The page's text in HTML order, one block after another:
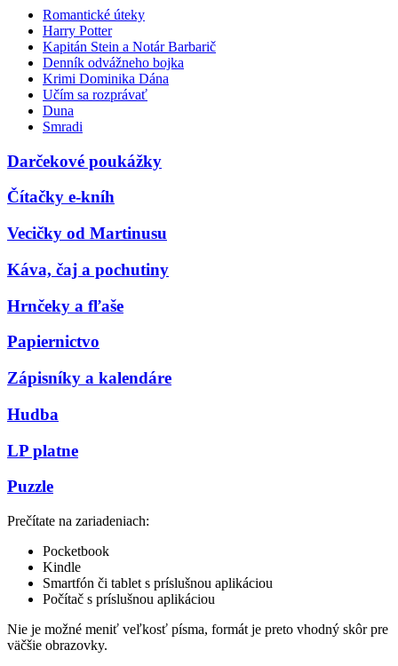
Romantické úteky
Harry Potter
Kapitán Stein a Notár Barbarič
Denník odvážneho bojka
Krimi Dominika Dána
Učím sa rozprávať
Duna
Smradi
Darčekové poukážky
Čítačky e-kníh
Vecičky od Martinusu
Káva, čaj a pochutiny
Hrnčeky a fľaše
Papiernictvo
Zápisníky a kalendáre
Hudba
LP platne
Puzzle
Prečítate na zariadeniach:
Pocketbook
Kindle
Smartfón či tablet s príslušnou aplikáciou
Počítač s príslušnou aplikáciou
Nie je možné meniť veľkosť písma, formát je preto vhodný skôr pre
väčšie obrazovky.